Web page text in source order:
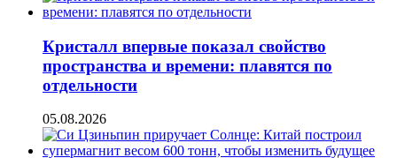
Кристалл впервые показал свойство
пространства и времени: плавятся по
отдельности
05.08.2026